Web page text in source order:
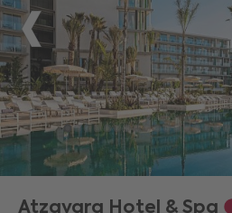
Atzavara Hotel & Spa